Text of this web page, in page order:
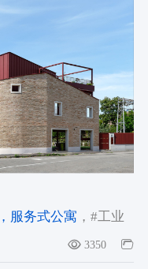
服务式公寓 ，#工业
3350